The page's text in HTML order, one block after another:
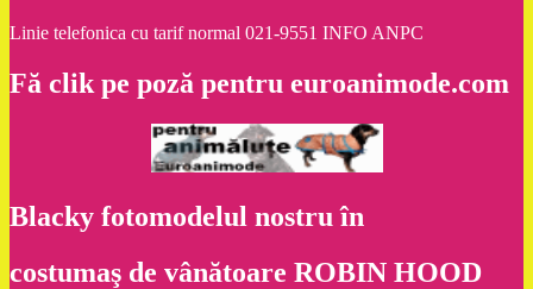
Linie telefonica cu tarif normal 021-9551 INFO ANPC
Fă clik pe poză pentru euroanimode.com
Blacky fotomodelul nostru în
costumaş de vânătoare ROBIN HOOD